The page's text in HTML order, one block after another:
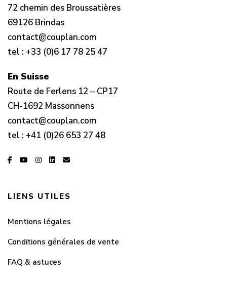
72 chemin des Broussatières
69126 Brindas
contact@couplan.com
tel : +33 (0)6 17 78 25 47
En Suisse
Route de Ferlens 12 – CP17
CH-1692 Massonnens
contact@couplan.com
tel : +41 (0)26 653 27 48
LIENS UTILES
Mentions légales
Conditions générales de vente
FAQ & astuces